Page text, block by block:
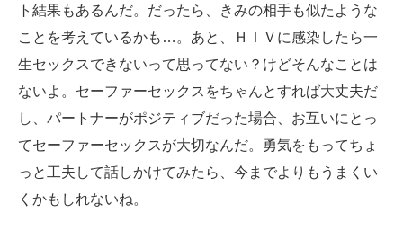
ト結果もあるんだ。だったら、きみの相手も似たような
ことを考えているかも…。あと、ＨＩＶに感染したら一
生セックスできないって思ってない？けどそんなことは
ないよ。セーファーセックスをちゃんとすれば大丈夫だ
し、パートナーがポジティブだった場合、お互いにとっ
てセーファーセックスが大切なんだ。勇気をもってちょ
っと工夫して話しかけてみたら、今までよりもうまくい
くかもしれないね。